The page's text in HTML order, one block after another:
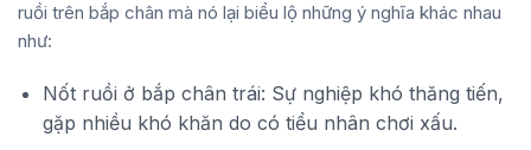
ruồi trên bắp chân mà nó lại biểu lộ những ý nghĩa khác nhau
như:
Nốt ruồi ở bắp chân trái: Sự nghiệp khó thăng tiến,
gặp nhiều khó khăn do có tiểu nhân chơi xấu.